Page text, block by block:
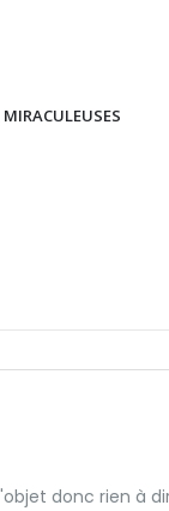
MIRACULEUSES
donc rien à